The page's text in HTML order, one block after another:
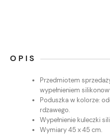
OPIS
Przedmiotem
wypełnieniem
Poduszka w kolorze:
rdzawego.
Wypełnienie kuleczki
Wymiary 45 x 45 cm.